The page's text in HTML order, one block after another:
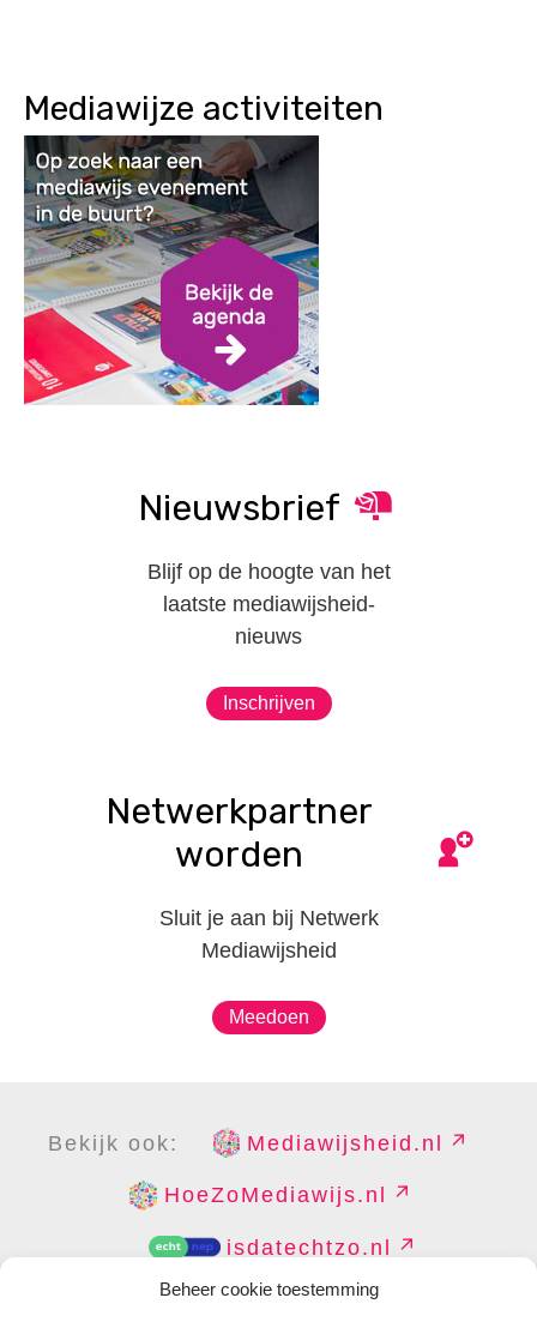
Beheer cookie toestemming
Mediawijze activiteiten
Nieuwsbrief
Blijf op de hoogte van het
laatste mediawijsheid-
nieuws
Inschrijven
Netwerkpartner
worden
Sluit je aan bij Netwerk
Mediawijsheid
Meedoen
Bekijk ook: Mediawijsheid.nl
HoeZoMediawijs.nl
isdatechtzo.nl